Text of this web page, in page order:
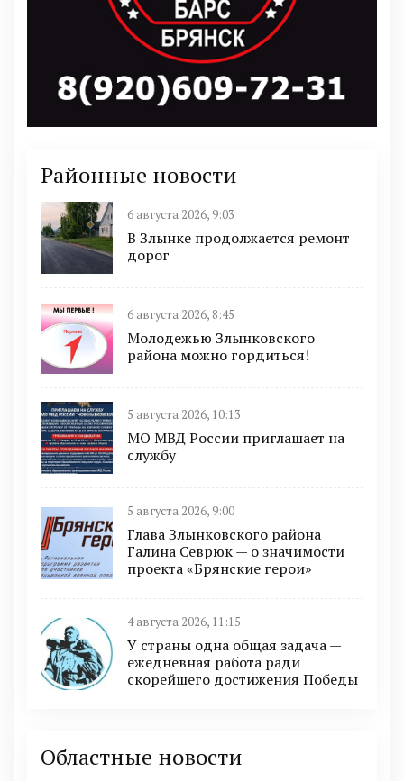
Районные новости
6 августа 2026, 9:03
В Злынке продолжается ремонт
дорог
6 августа 2026, 8:45
Молодежью Злынковского
района можно гордиться!
5 августа 2026, 10:13
МО МВД России приглашает на
службу
5 августа 2026, 9:00
Глава Злынковского района
Галина Севрюк — о значимости
проекта «Брянские герои»
4 августа 2026, 11:15
У страны одна общая задача —
ежедневная работа ради
скорейшего достижения Победы
Областные новости